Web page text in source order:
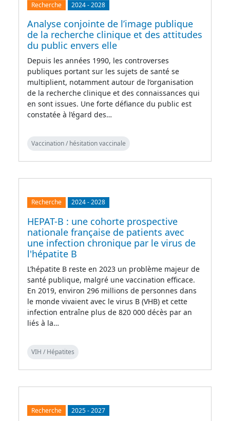
Recherche 2024-2028
Analyse conjointe de l’image publique
de la recherche clinique et des attitudes
du public envers elle
Depuis les années 1990, les controverses
publiques portant sur les sujets de santé se
multiplient, notamment autour de l’organisation
de la recherche clinique et des connaissances qui
en sont issues. Une forte défiance du public est
constatée à l’égard des…
Vaccination / hésitation vaccinale
Recherche 2024-2028
HEPAT-B : une cohorte prospective
nationale française de patients avec
une infection chronique par le virus de
l'hépatite B
L’hépatite B reste en 2023 un problème majeur de
santé publique, malgré une vaccination efficace.
En 2019, environ 296 millions de personnes dans
le monde vivaient avec le virus B (VHB) et cette
infection entraîne plus de 820 000 décès par an
liés à la…
VIH / Hépatites
Recherche 2025-2027